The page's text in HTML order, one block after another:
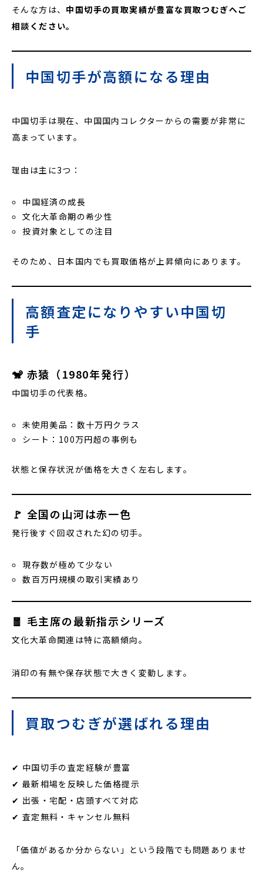
そんな方は、 中国切手の買取実績が豊富な買取つむぎへご
相談ください。
中国切手が高額になる理由
中国切手は現在、中国国内コレクターからの需要が非常に
高まっています。
理由は主に3つ：
中国経済の成長
文化大革命期の希少性
投資対象としての注目
そのため、日本国内でも買取価格が上昇傾向にあります。
高額査定になりやすい中国切
手
🐒 赤猿（1980年発行）
中国切手の代表格。
未使用美品：数十万円クラス
シート：100万円超の事例も
状態と保存状況が価格を大きく左右します。
🚩 全国の山河は赤一色
発行後すぐ回収された幻の切手。
現存数が極めて少ない
数百万円規模の取引実績あり
🧧 毛主席の最新指示シリーズ
文化大革命関連は特に高額傾向。
消印の有無や保存状態で大きく変動します。
買取つむぎが選ばれる理由
✔ 中国切手の査定経験が豊富
✔ 最新相場を反映した価格提示
✔ 出張・宅配・店頭すべて対応
✔ 査定無料・キャンセル無料
「価値があるか分からない」という段階でも問題ありませ
ん。